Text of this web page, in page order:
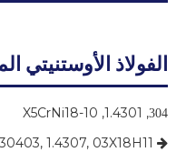
الفولاذ الأوستنيتي
304
, 1.4301, X5CrNi18-10

1.4307, 03X18H11